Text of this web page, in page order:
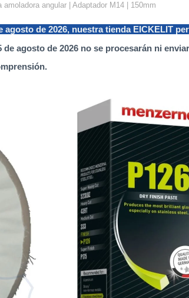
angular | Adaptador M14 | 150mm
de 2026, nuestra tienda EICKELIT
agosto de 2026 no se procesarán ni